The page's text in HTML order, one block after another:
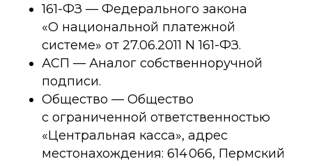
161-ФЗ — Федерального закона
«О национальной платежной
системе» от 27.06.2011 N 161-ФЗ.
АСП — Аналог собственноручной
подписи.
Общество — Общество
с ограниченной ответственностью
«Центральная касса», адрес
местонахождения: 614 066, Пермский